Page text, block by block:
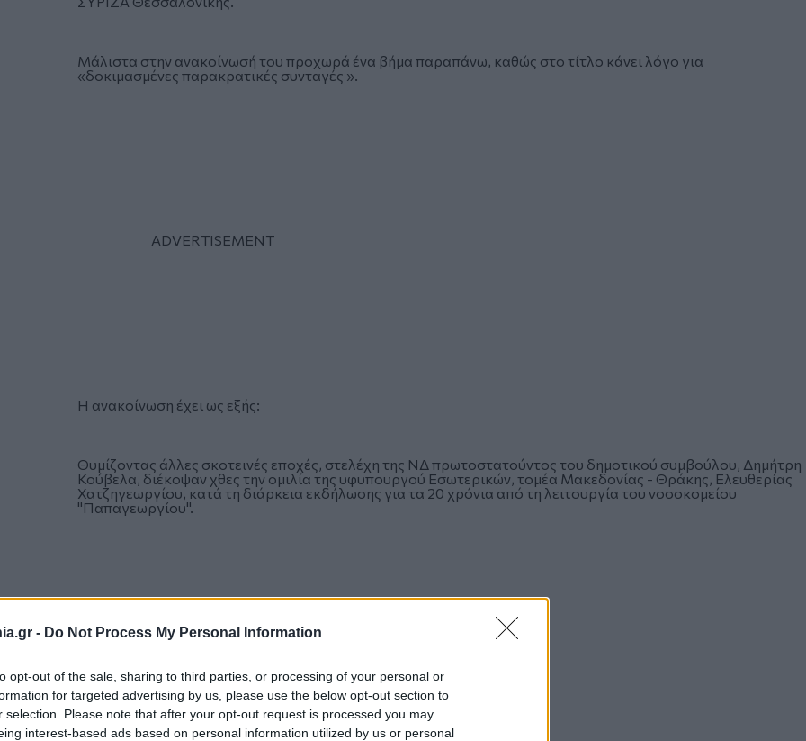
- Do Not Process My Personal Information
opt-out of the sale, sharing to third parties, or processing of your personal or
for targeted advertising by us, please use the below opt-out section to
selection. Please note that after your opt-out request is processed you may
interest-based ads based on personal information utilized by us or personal
Μάλιστα στην ανακοίνωσή του προχωρά ένα βήμα παραπάνω, καθώς στο τίτλο κάνει λόγο για
«δοκιμασμένες παρακρατικές συνταγές ».
Η ανακοίνωση έχει ως εξής:
Θυμίζοντας άλλες σκοτεινές εποχές, στελέχη της ΝΔ πρωτοστατούντος του δημοτικού συμβούλου, Δημήτρη
Κούβελα, διέκοψαν χθες την ομιλία της υφυπουργού Εσωτερικών, τομέα Μακεδονίας - Θράκης, Ελευθερίας
Χατζηγεωργίου, κατά τη διάρκεια εκδήλωσης για τα 20 χρόνια από τη λειτουργία του νοσοκομείου
"Παπαγεωργίου".